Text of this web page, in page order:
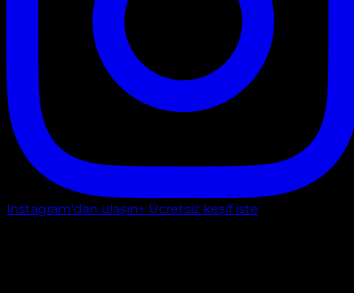
Instagram'dan ulaşın+ Ücretsiz keşif iste